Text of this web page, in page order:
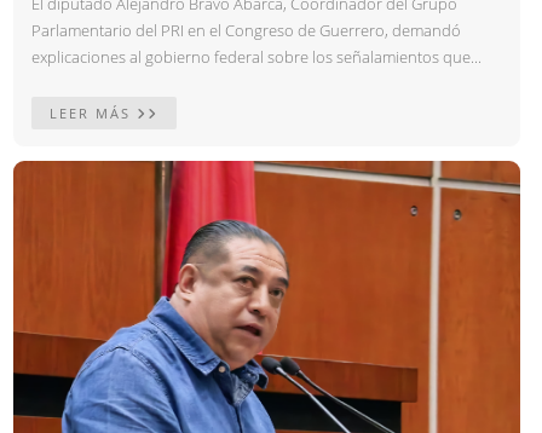
Parlamentario del PRI en el Congreso de Guerrero, demandó
explicaciones al gobierno federal sobre los señalamientos que...
LEER MÁS